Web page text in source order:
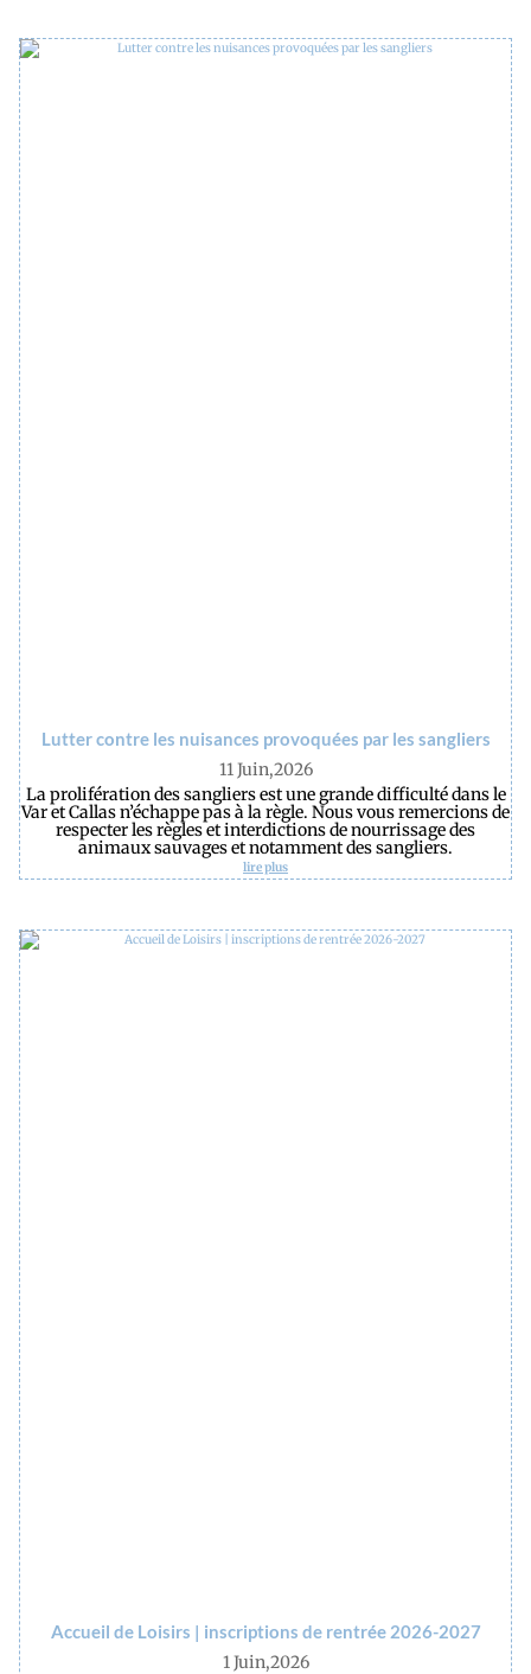
Lutter contre les nuisances provoquées par les sangliers
11 Juin,2026
La prolifération des sangliers est une grande difficulté dans le
Var et Callas n’échappe pas à la règle. Nous vous remercions de
respecter les règles et interdictions de nourrissage des
animaux sauvages et notamment des sangliers.
lire plus
Accueil de Loisirs | inscriptions de rentrée 2026-2027
1 Juin,2026